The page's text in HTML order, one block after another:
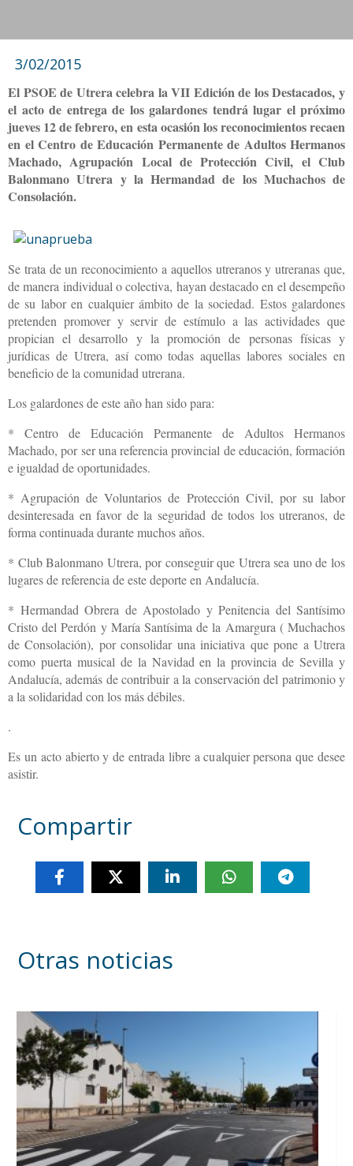
3/02/2015
El PSOE de Utrera celebra la VII Edición de los Destacados, y
el acto de entrega de los galardones tendrá lugar el próximo
jueves 12 de febrero, en esta ocasión los reconocimientos recaen
en el Centro de Educación Permanente de Adultos Hermanos
Machado, Agrupación Local de Protección Civil, el Club
Balonmano Utrera y la Hermandad de los Muchachos de
Consolación.
Se trata de un reconocimiento a aquellos utreranos y utreranas que,
de manera individual o colectiva, hayan destacado en el desempeño
de su labor en cualquier ámbito de la sociedad. Estos galardones
pretenden promover y servir de estímulo a las actividades que
propician el desarrollo y la promoción de personas físicas y
jurídicas de Utrera, así como todas aquellas labores sociales en
beneficio de la comunidad utrerana.
Los galardones de este año han sido para:
* Centro de Educación Permanente de Adultos Hermanos
Machado, por ser una referencia provincial de educación, formación
e igualdad de oportunidades.
* Agrupación de Voluntarios de Protección Civil, por su labor
desinteresada en favor de la seguridad de todos los utreranos, de
forma continuada durante muchos años.
* Club Balonmano Utrera, por conseguir que Utrera sea uno de los
lugares de referencia de este deporte en Andalucía.
* Hermandad Obrera de Apostolado y Penitencia del Santísimo
Cristo del Perdón y María Santísima de la Amargura ( Muchachos
de Consolación), por consolidar una iniciativa que pone a Utrera
como puerta musical de la Navidad en la provincia de Sevilla y
Andalucía, además de contribuir a la conservación del patrimonio y
a la solidaridad con los más débiles.
.
Es un acto abierto y de entrada libre a cualquier persona que desee
asistir.
Compartir
Otras noticias